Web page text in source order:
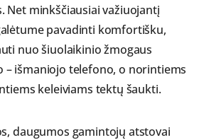
Net minkščiausiai važiuojantį
pavadinti komfortišku,
nuo šiuolaikinio žmogaus
– išmaniojo telefono, o norintiems
keleiviams tektų šaukti.
daugumos gamintojų atstovai